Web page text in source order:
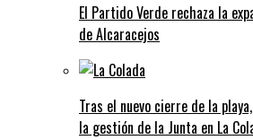
El Partido Verde rechaza la
de Alcaracejos
Tras el nuevo cierre de la
la gestión de la Junta en La